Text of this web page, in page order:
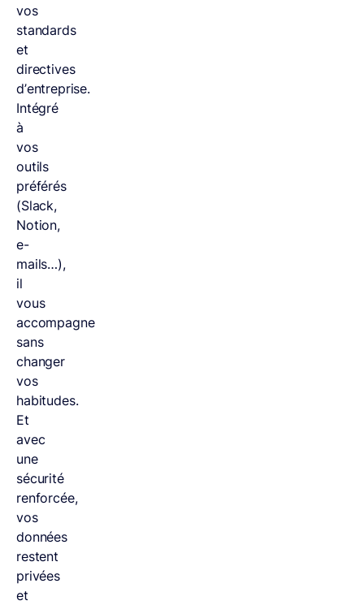
vos
standards
et
directives
d’entreprise.
Intégré
à
vos
outils
préférés
(Slack,
Notion,
e-
mails…),
il
vous
accompagne
sans
changer
vos
habitudes.
Et
avec
une
sécurité
renforcée,
vos
données
restent
privées
et